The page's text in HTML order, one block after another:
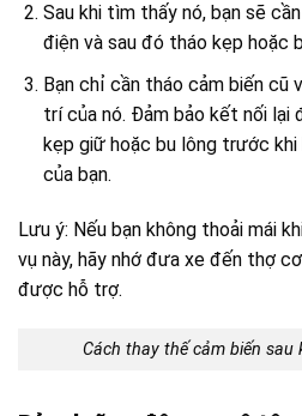
Sau khi tìm thấy nó, bạn sẽ
điện và sau đó tháo kẹp hoặc
Bạn chỉ cần tháo cảm biến cũ
trí của nó. Đảm bảo kết nối lại
kẹp giữ hoặc bu lông trước
của bạn.
Lưu ý: Nếu bạn không thoải mái
vụ này, hãy nhớ đưa xe đến thợ
được hỗ trợ.
Cách thay thế cảm biến sau